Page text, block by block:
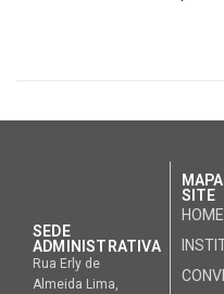
SEDE
ADMINISTRATIVA
Rua Erly de
Almeida Lima,
SITE
HOME